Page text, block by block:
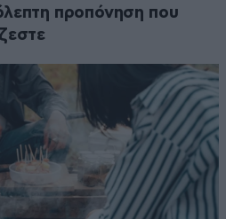
προπόνηση που